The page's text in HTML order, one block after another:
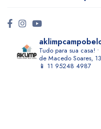
Tudo para sua casa!
de Macedo Soares,
📱 11 95248 4987